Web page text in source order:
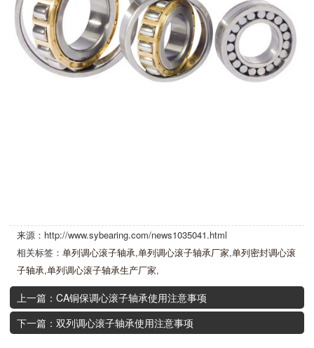
来源：http://www.sybearing.com/news1035041.html
相关标签： 单列调心滚子轴承,单列调心滚子轴承厂家,单列密封调心滚
子轴承,单列调心滚子轴承生产厂家,
上一篇：CA铜保调心滚子轴承使用注意事项
下一篇：双列调心滚子轴承使用注意事项